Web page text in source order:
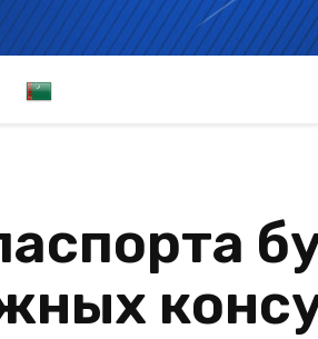
T
k